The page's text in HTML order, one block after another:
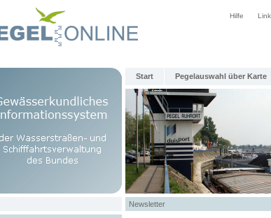
Hilfe
Start Pegelauswahl über Karte
Newsletter